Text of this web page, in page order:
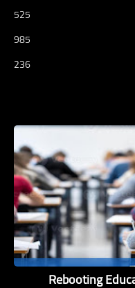
525
985
236
Rebooting